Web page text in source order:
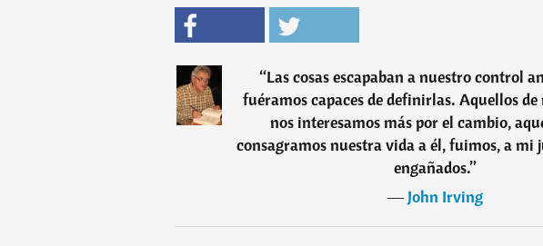
“Las cosas escapaban a nuestro control
fuéramos capaces de definirlas. Aquellos de
nos interesamos más por el cambio,
consagramos nuestra vida a él, fuimos, a mi
engañados.”
―John Irving